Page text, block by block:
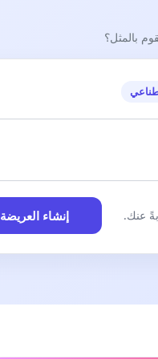
بالمثل؟
عنك. إنشاء العريضة